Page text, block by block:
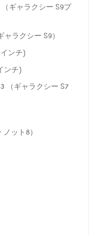
ギャラクシー S9プ
ラクシー S9）
ンチ)
ンチ)
（ギャラクシー S7
ット8）